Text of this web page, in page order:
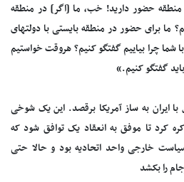
منطقه حضور دارید! خب، ما [اگر] در منطقه
ما برای حضور در منطقه بایستی با دولتهای
شما چرا بیاییم گفتگو کنیم؟ هروقت خواستیم
گفتگو کنیم.»
ایران به ساز آمریکا برقصد. این یک شوخی
ایران مذاکره کرد تا موفق به انعقاد یک توافق شود که
خارجی واحد اتحادیه بود و حالا حتی
را بکشد